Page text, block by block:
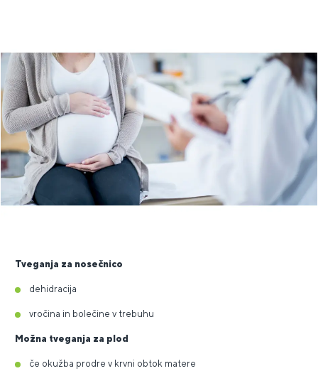
Tveganja za nosečnico
dehidracija
vročina in bolečine v trebuhu
Možna tveganja za plod
če okužba prodre v krvni obtok matere